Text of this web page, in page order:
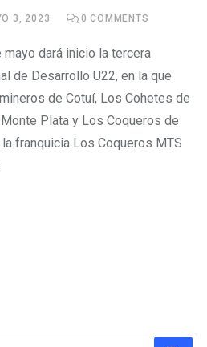
3, 2023 0 COMMENTS
dará inicio la tercera
de Desarrollo U22, en la que
de Cotuí, Los Cohetes de
Plata y Los Coqueros de
franquicia Los Coqueros MTS